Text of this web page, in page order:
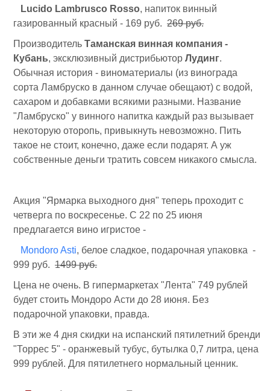
Lucido Lambrusco Rosso, напиток винный
газированный красный - 169 руб. 269 руб.
Производитель Таманская винная компания -
Кубань, эксклюзивный дистрибьютор Лудинг.
Обычная история - виноматериалы (из винограда
сорта Ламбруско в данном случае обещают) с водой,
сахаром и добавками всякими разными. Название
"Ламбруско" у винного напитка каждый раз вызывает
некоторую оторопь, привыкнуть невозможно. Пить
такое не стоит, конечно, даже если подарят. А уж
собственные деньги тратить совсем никакого смысла.
Акция "Ярмарка выходного дня" теперь проходит с
четверга по воскресенье. С 22 по 25 июня
предлагается вино игристое -
Mondoro Asti, белое сладкое, подарочная упаковка -
999 руб. 1499 руб.
Цена не очень. В гипермаркетах "Лента" 749 рублей
будет стоить Мондоро Асти до 28 июня. Без
подарочной упаковки, правда.
В эти же 4 дня скидки на испанский пятилетний бренди
"Торрес 5" - оранжевый тубус, бутылка 0,7 литра, цена
999 рублей. Для пятилетнего нормальный ценник.